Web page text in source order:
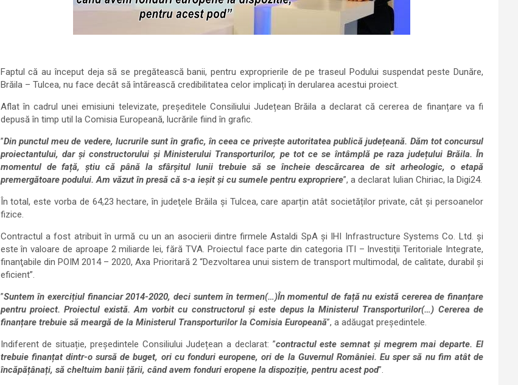
Faptul că au început deja să se pregătească banii, pentru exproprierile de pe traseul Podului suspendat peste Dunăre,
Brăila – Tulcea, nu face decât să întărească credibilitatea celor implicați în derularea acestui proiect.
Aflat în cadrul unei emisiuni televizate, președitele Consiliului Județean Brăila a declarat că cererea de finanțare va fi
depusă în timp util la Comisia Europeană, lucrările fiind în grafic.
”Din punctul meu de vedere, lucrurile sunt în grafic, în ceea ce privește autoritatea publică județeană. Dăm tot concursul
proiectantului, dar și constructorului și Ministerului Transporturilor, pe tot ce se întâmplă pe raza județului Brăila. În
momentul de față, știu că până la sfârșitul lunii trebuie să se încheie descărcarea de sit arheologic, o etapă
premergătoare podului. Am văzut în presă că s-a ieșit și cu sumele pentru expropriere”, a declarat Iulian Chiriac, la Digi24.
În total, este vorba de 64,23 hectare, în judeţele Brăila şi Tulcea, care aparțin atât societăților private, cât și persoanelor
fizice.
Contractul a fost atribuit în urmă cu un an asocierii dintre firmele Astaldi SpA şi IHI Infrastructure Systems Co. Ltd. şi
este în valoare de aproape 2 miliarde lei, fără TVA. Proiectul face parte din categoria ITI – Investiţii Teritoriale Integrate,
finanţabile din POIM 2014 – 2020, Axa Prioritară 2 “Dezvoltarea unui sistem de transport multimodal, de calitate, durabil şi
eficient”.
”Suntem în exercițiul financiar 2014-2020, deci suntem în termen(…)În momentul de față nu există cererea de finanțare
pentru proiect. Proiectul există. Am vorbit cu constructorul și este depus la Ministerul Transporturilor(…) Cererea de
finanțare trebuie să meargă de la Ministerul Transporturilor la Comisia Europeană”, a adăugat președintele.
Indiferent de situație, președintele Consiliului Județean a declarat: ”contractul este semnat și megrem mai departe. El
trebuie finanțat dintr-o sursă de buget, ori cu fonduri europene, ori de la Guvernul României. Eu sper să nu fim atât de
încăpățânați, să cheltuim banii țării, când avem fonduri eropene la dispoziție, pentru acest pod”.